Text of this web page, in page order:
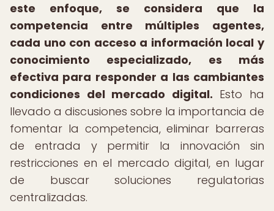
este enfoque, se considera que la
competencia entre múltiples agentes,
cada uno con acceso a información local y
conocimiento especializado, es más
efectiva para responder a las cambiantes
condiciones del mercado digital. Esto ha
llevado a discusiones sobre la importancia de
fomentar la competencia, eliminar barreras
de entrada y permitir la innovación sin
restricciones en el mercado digital, en lugar
de buscar soluciones regulatorias
centralizadas.